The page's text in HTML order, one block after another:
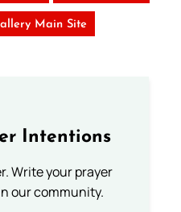
Main Site
Intentions
Write your prayer
our community.